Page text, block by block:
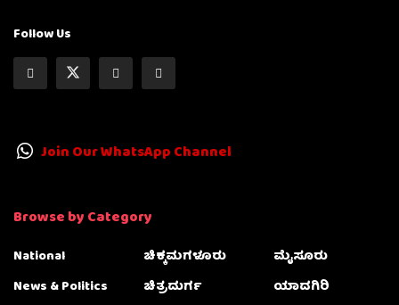
Follow Us
Join Our WhatsApp Channel
Browse by Category
National
News & Politics
ಚಿಕ್ಕಮಗಳೂರು
ಚಿತ್ರದುರ್ಗ
ಮೈಸೂರು
ಯಾದಗಿರಿ